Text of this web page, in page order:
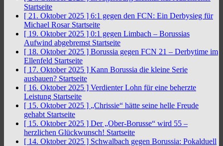
Startseite
[ 21. Oktober 2025 ] 6:1 gegen den FCN: Ein Derbysieg für
Michael Rosar Startseite
[ 19. Oktober 2025 ] 0:1 gegen Limbach – Borussias
Aufwind abgebremst Startseite
[ 18. Oktober 2025 ] Borussia gegen FCN 21 – Derbytime im
Ellenfeld Startseite
[ 17. Oktober 2025 ] Kann Borussia die kleine Serie
ausbauen? Startseite
[ 16. Oktober 2025 ] Verdienter Lohn für eine beherzte
Leistung Startseite
[ 15. Oktober 2025 ] „Chrissie“ hätte seine helle Freude
gehabt Startseite
[ 15. Oktober 2025 ] Der „Ober-Borusse“ wird 55 –
herzlichen Glückwunsch! Startseite
[ 14. Oktober 2025 ] Schwalbach gegen Borussia: Pokalduell